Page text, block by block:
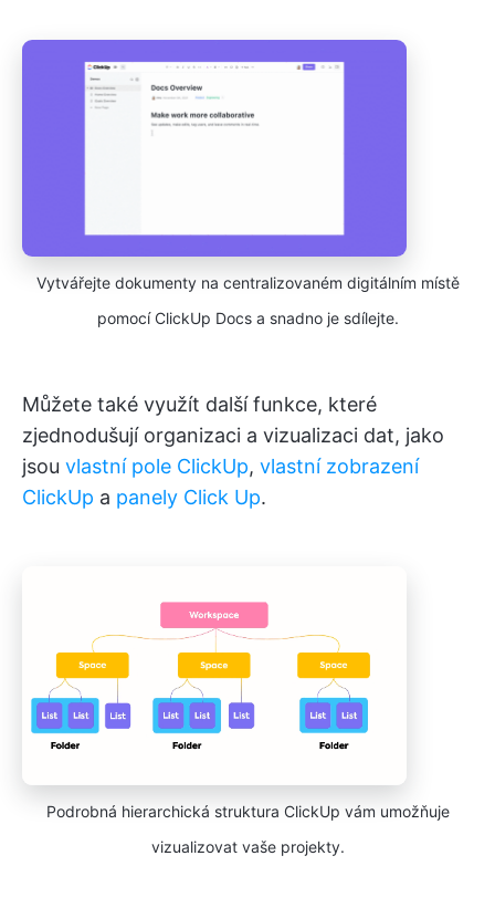
Vytvářejte dokumenty na centralizovaném digitálním místě
pomocí ClickUp Docs a snadno je sdílejte.
Můžete také využít další funkce, které
zjednodušují organizaci a vizualizaci dat, jako
jsou vlastní pole ClickUp, vlastní zobrazení
ClickUp a panely Click Up.
Podrobná hierarchická struktura ClickUp vám umožňuje
vizualizovat vaše projekty.